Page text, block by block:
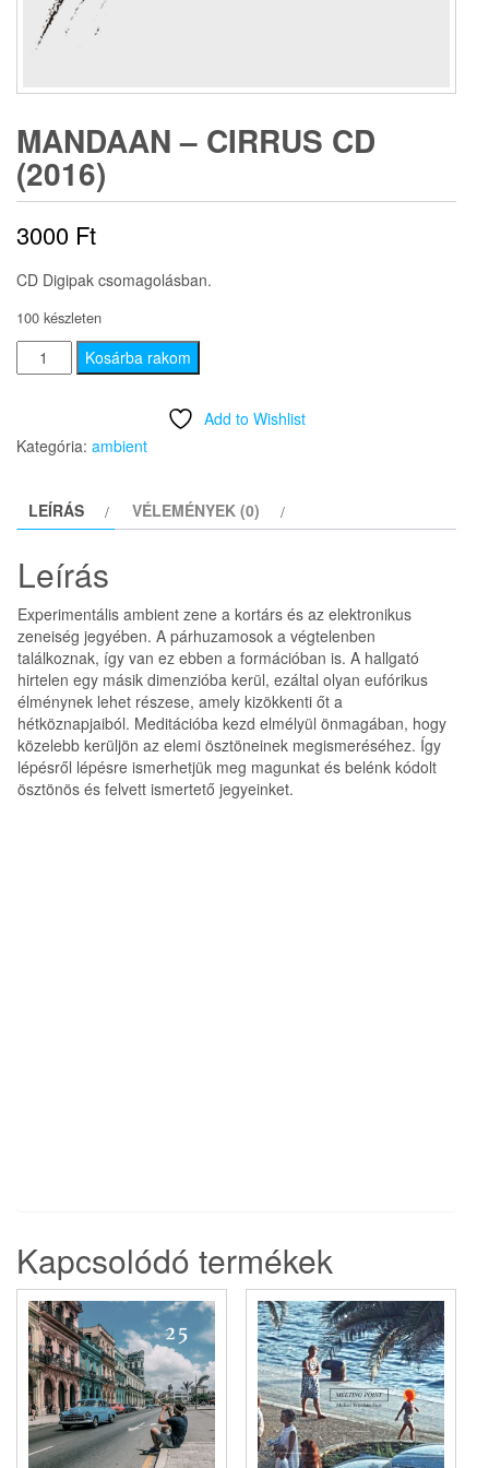
MANDAAN – CIRRUS CD
(2016)
3000 Ft
CD Digipak csomagolásban.
100 készleten
Mandaan
-
CD
(2016)
Kosárba rakom
Add to Wishlist
Kategória: ambient
LEÍRÁS VÉLEMÉNYEK (0)
Leírás
Experimentális ambient zene a kortárs és az elektronikus
zeneiség jegyében. A párhuzamosok a végtelenben
találkoznak, így van ez ebben a formációban is. A hallgató
hirtelen egy másik dimenzióba kerül, ezáltal olyan eufórikus
élménynek lehet részese, amely kizökkenti őt a
hétköznapjaiból. Meditációba kezd elmélyül önmagában, hogy
közelebb kerüljön az elemi ösztöneinek megismeréséhez. Így
lépésről lépésre ismerhetjük meg magunkat és belénk kódolt
ösztönös és felvett ismertető jegyeinket.
Kapcsolódó termékek